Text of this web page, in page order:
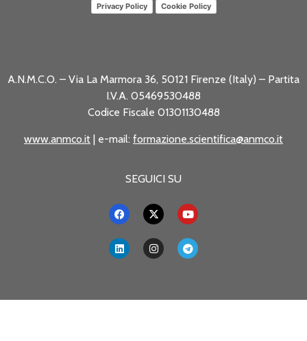
Privacy Policy Cookie Policy
A.N.M.C.O. – Via La Marmora 36, 50121 Firenze (Italy) – Partita
I.V.A. 05469530488
Codice Fiscale 01301130488
www.anmco.it | e-mail: formazione.scientifica@anmco.it
SEGUICI SU